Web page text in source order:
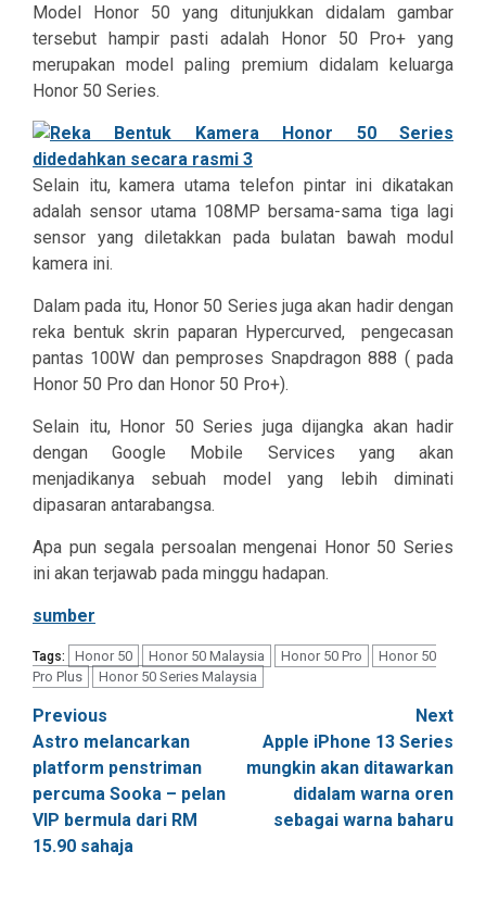
Model Honor 50 yang ditunjukkan didalam gambar
tersebut hampir pasti adalah Honor 50 Pro+ yang
merupakan model paling premium didalam keluarga
Honor 50 Series.
Selain itu, kamera utama telefon pintar ini dikatakan
adalah sensor utama 108MP bersama-sama tiga lagi
sensor yang diletakkan pada bulatan bawah modul
kamera ini.
Dalam pada itu, Honor 50 Series juga akan hadir dengan
reka bentuk skrin paparan Hypercurved,
pengecasan
pantas 100W dan pemproses Snapdragon 888 ( pada
Honor 50 Pro dan Honor 50 Pro+).
Selain itu, Honor 50 Series juga dijangka akan hadir
dengan Google Mobile Services yang akan
menjadikanya sebuah model yang lebih diminati
dipasaran antarabangsa.
Apa pun segala persoalan mengenai Honor 50 Series
ini akan terjawab pada minggu hadapan.
sumber
Tags: Honor 50 Honor 50 Malaysia Honor 50 Pro
Honor 50
Pro Plus
Honor 50 Series Malaysia
Post
navigation
Previous
Astro melancarkan
platform penstriman
percuma Sooka – pelan
VIP bermula dari RM
15.90 sahaja
Next
Apple iPhone 13 Series
mungkin akan ditawarkan
didalam warna oren
sebagai warna baharu